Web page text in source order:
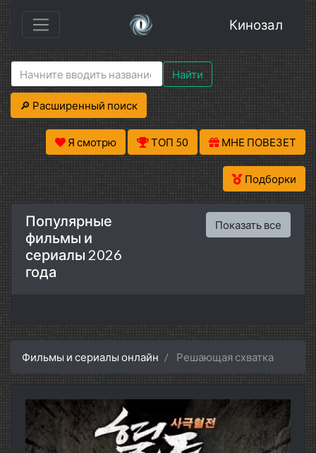
Кинозал
Найти
🔎 Расширенный поиск
Я смотрю ТОП 50 МНЕ ПОВЕЗЕТ
Подборки
Популярные
фильмы и
сериалы 2026
года
Показать все
Фильмы и сериалы онлайн Решающая схватка